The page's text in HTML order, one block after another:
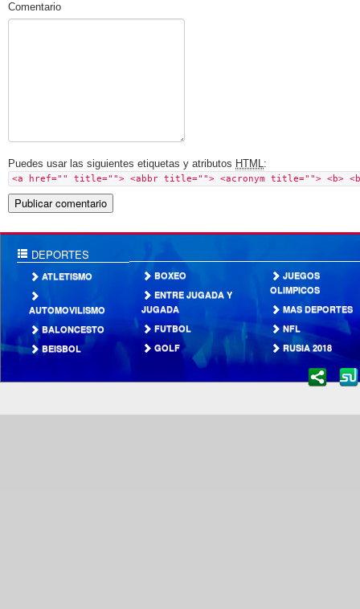
Comentario
Puedes usar las siguientes etiquetas y atributos HTML:
<a href="" title=""> <abbr title=""> <acronym title=""> <b>
DEPORTES
ATLETISMO
AUTOMOVILISMO
BALONCESTO
BEISBOL
BOXEO
ENTRE JUGADA Y
JUGADA
FUTBOL
GOLF
JUEGOS
OLIMPICOS
MAS DEPORTES
NFL
RUSIA 2018